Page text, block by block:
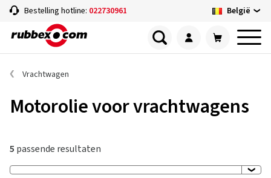
Bestelling hotline: 022730961 België
Vrachtwagen
Motorolie voor vrachtwagens
5 passende resultaten